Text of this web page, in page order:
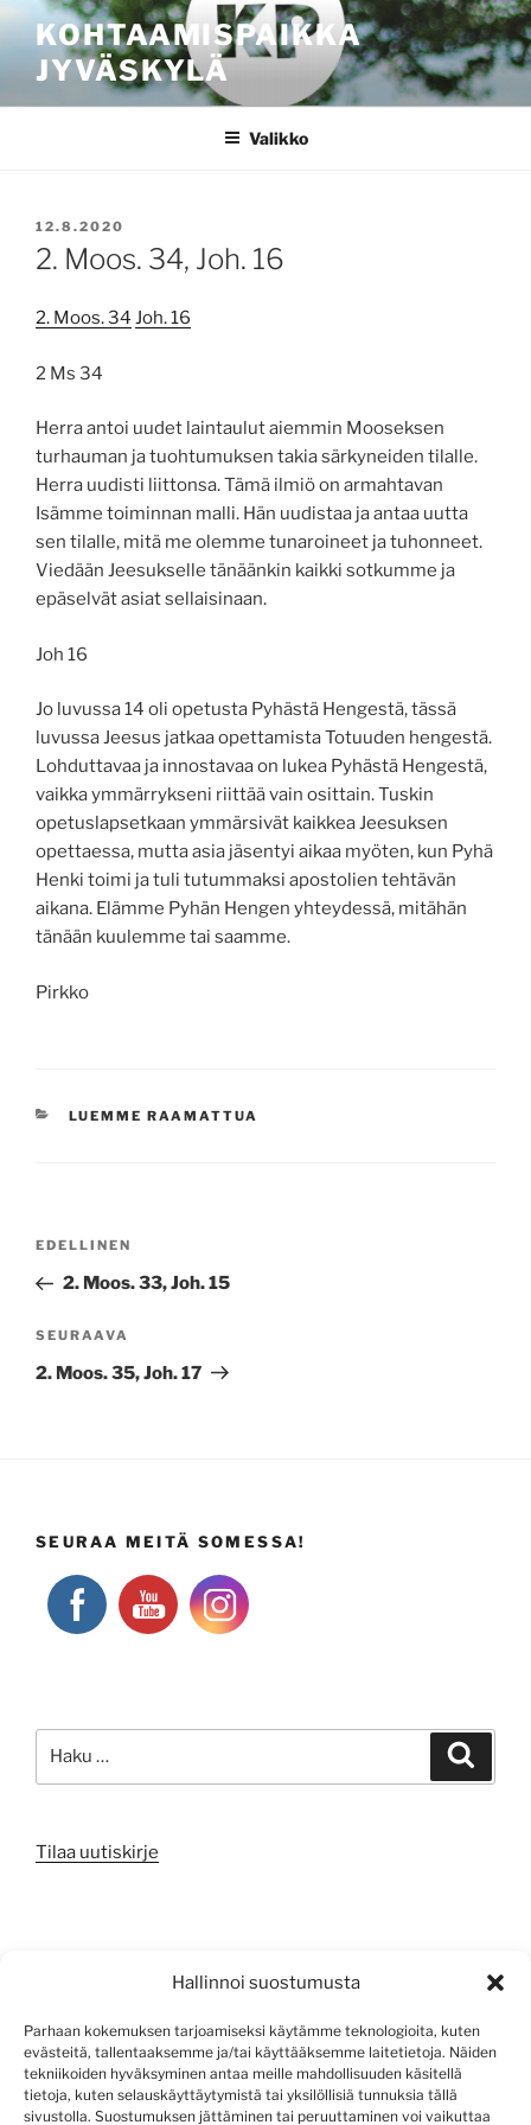
Hallinnoi suostumusta
Parhaan kokemuksen tarjoamiseksi käytämme teknologioita, kuten
evästeitä, tallentaaksemme ja/tai käyttääksemme laitetietoja. Näiden
tekniikoiden hyväksyminen antaa meille mahdollisuuden käsitellä
tietoja, kuten selauskäyttäytymistä tai yksilöllisiä tunnuksia tällä
sivustolla. Suostumuksen jättäminen tai peruuttaminen voi vaikuttaa
sisältöönKOHTAAMISPAIKKA
JYVÄSKYLÄ
Valikko
JULKAISTU
12.8.2020
2. Moos. 34, Joh. 16
2. Moos. 34 Joh. 16
2 Ms 34
Herra antoi uudet laintaulut aiemmin Mooseksen
turhauman ja tuohtumuksen takia särkyneiden tilalle.
Herra uudisti liittonsa. Tämä ilmiö on armahtavan
Isämme toiminnan malli. Hän uudistaa ja antaa uutta
sen tilalle, mitä me olemme tunaroineet ja tuhonneet.
Viedään Jeesukselle tänäänkin kaikki sotkumme ja
epäselvät asiat sellaisinaan.
Joh 16
Jo luvussa 14 oli opetusta Pyhästä Hengestä, tässä
luvussa Jeesus jatkaa opettamista Totuuden hengestä.
Lohduttavaa ja innostavaa on lukea Pyhästä Hengestä,
vaikka ymmärrykseni riittää vain osittain. Tuskin
opetuslapsetkaan ymmärsivät kaikkea Jeesuksen
opettaessa, mutta asia jäsentyi aikaa myöten, kun Pyhä
Henki toimi ja tuli tutummaksi apostolien tehtävän
aikana. Elämme Pyhän Hengen yhteydessä, mitähän
tänään kuulemme tai saamme.
Pirkko
KATEGORIAT
LUEMME RAAMATTUA
Edellinen
artikkeli
EDELLINEN
2. Moos. 33, Joh. 15
Seuraava
artikkeli
SEURAAVA
2. Moos. 35, Joh. 17
SEURAA MEITÄ SOMESSA!
Tilaa uutiskirje
Sisältösyöte
Kommenttisyöte